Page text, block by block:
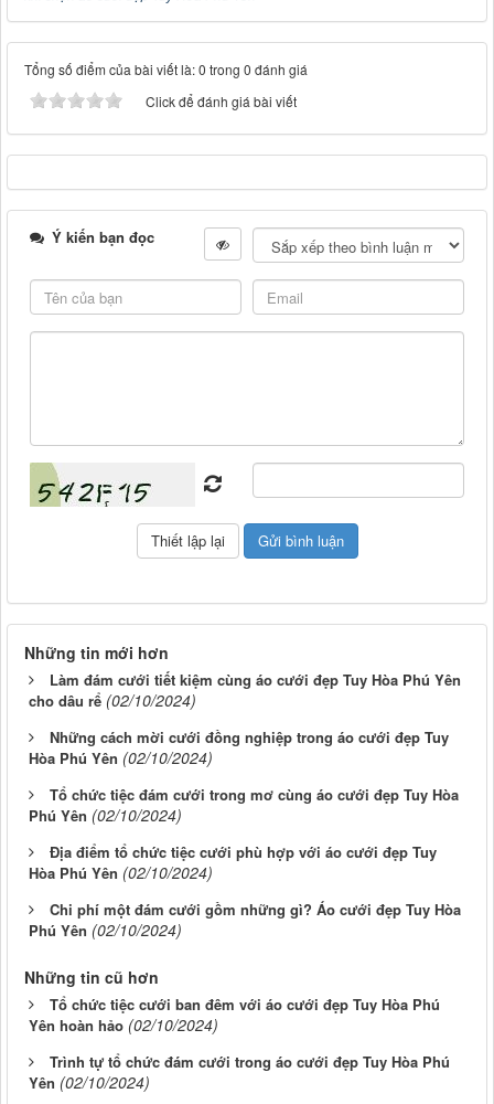
Tổng số điểm của bài viết là: 0 trong 0 đánh giá
Click để đánh giá bài viết
Ý kiến bạn đọc
Những tin mới hơn
Làm đám cưới tiết kiệm cùng áo cưới đẹp Tuy Hòa Phú Yên
cho dâu rể (02/10/2024)
Những cách mời cưới đồng nghiệp trong áo cưới đẹp Tuy
Hòa Phú Yên (02/10/2024)
Tổ chức tiệc đám cưới trong mơ cùng áo cưới đẹp Tuy Hòa
Phú Yên (02/10/2024)
Địa điểm tổ chức tiệc cưới phù hợp với áo cưới đẹp Tuy
Hòa Phú Yên (02/10/2024)
Chi phí một đám cưới gồm những gì? Áo cưới đẹp Tuy Hòa
Phú Yên (02/10/2024)
Những tin cũ hơn
Tổ chức tiệc cưới ban đêm với áo cưới đẹp Tuy Hòa Phú
Yên hoàn hảo (02/10/2024)
Trình tự tổ chức đám cưới trong áo cưới đẹp Tuy Hòa Phú
Yên (02/10/2024)